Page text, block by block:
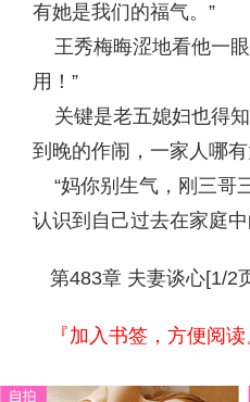
有她是我们的福气。”
王秀梅晦涩地看他一眼
用！”
关键是老五媳妇也得
到晚的作闹，一家人哪有
“妈你别生气，刚三哥
认识到自己过去在家庭
第483章 夫妻谈心[1/2
『加入书签，方便阅读